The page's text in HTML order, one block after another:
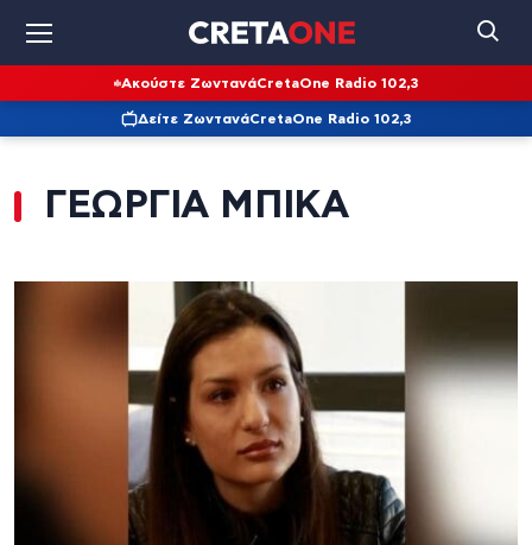
Ακούστε ΖωντανάCretaOne Radio 102,3
Δείτε ΖωντανάCretaOne Radio 102,3
ΓΕΩΡΓΙΑ ΜΠΙΚΑ